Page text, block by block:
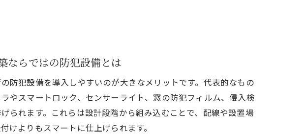
ならではの防犯設備とは
防犯設備を導入しやすいのが大きなメリットです。代表的なもの
やスマートロック、センサーライト、窓の防犯フィルム、侵入検
られます。これらは設計段階から組み込むことで、配線や設置場
けよりもスマートに仕上げられます。